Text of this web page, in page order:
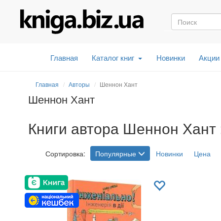
Главная Каталог книг Новинки
Главная Авторы Шеннон Хант
Шеннон Хант
Книги автора Шеннон Хант
Сортировка: Популярные Новинки Цена